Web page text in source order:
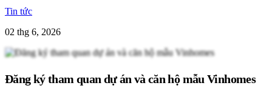
Tin tức
02 thg 6, 2026
Đăng ký tham quan dự án và căn hộ mẫu Vinhomes